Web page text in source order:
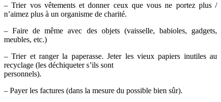
– Trier vos vêtements et donner ceux que vous ne portez plus /
n’aimez plus à un organisme de charité.
– Faire de même avec des objets (vaisselle, babioles, gadgets,
meubles, etc.)
– Trier et ranger la paperasse. Jeter les vieux papiers inutiles au
recyclage (les déchiqueter s’ils sont
personnels).
– Payer les factures (dans la mesure du possible bien sûr).